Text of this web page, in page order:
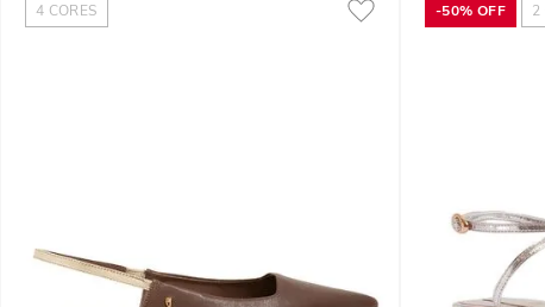
4 CORES -50% OFF 2